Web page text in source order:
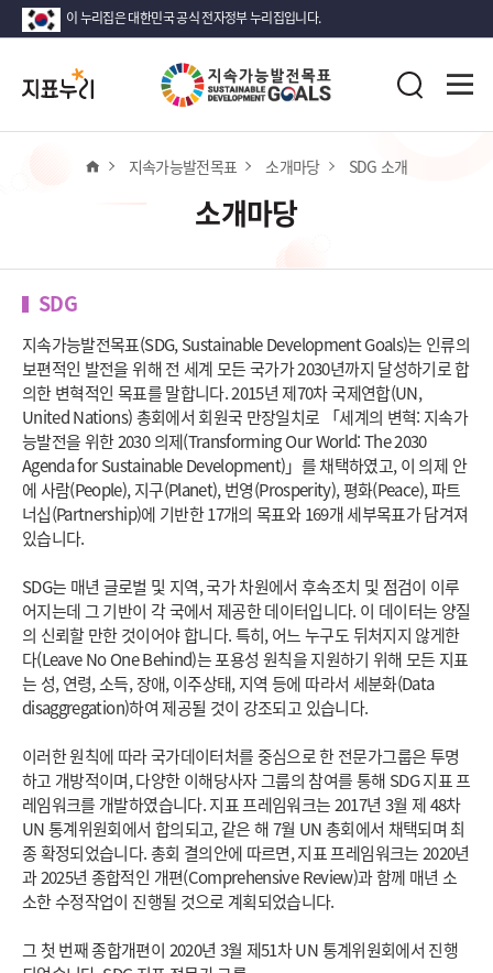
이 누리집은 대한민국 공식 전자정부 누리집입니다.
지
표
누
검
홈 지속가능발전목표 소개마당 SDG 소개
소개마당
SDG
지속가능발전목표(SDG, Sustainable Development Goals)는 인류의
보편적인 발전을 위해 전 세계 모든 국가가 2030년까지 달성하기로 합
의한 변혁적인 목표를 말합니다. 2015년 제70차 국제연합(UN,
United Nations) 총회에서 회원국 만장일치로 「세계의 변혁: 지속가
능발전을 위한 2030 의제(Transforming Our World: The 2030
Agenda for Sustainable Development)」를 채택하였고, 이 의제 안
에 사람(People), 지구(Planet), 번영(Prosperity), 평화(Peace), 파트
너십(Partnership)에 기반한 17개의 목표와 169개 세부목표가 담겨져
있습니다.
SDG는 매년 글로벌 및 지역, 국가 차원에서 후속조치 및 점검이 이루
어지는데 그 기반이 각 국에서 제공한 데이터입니다. 이 데이터는 양질
의 신뢰할 만한 것이어야 합니다. 특히, 어느 누구도 뒤처지지 않게한
다(Leave No One Behind)는 포용성 원칙을 지원하기 위해 모든 지표
는 성, 연령, 소득, 장애, 이주상태, 지역 등에 따라서 세분화(Data
disaggregation)하여 제공될 것이 강조되고 있습니다.
이러한 원칙에 따라 국가데이터처를 중심으로 한 전문가그룹은 투명
하고 개방적이며, 다양한 이해당사자 그룹의 참여를 통해 SDG 지표 프
레임워크를 개발하였습니다. 지표 프레임워크는 2017년 3월 제 48차
UN 통계위원회에서 합의되고, 같은 해 7월 UN 총회에서 채택되며 최
종 확정되었습니다. 총회 결의안에 따르면, 지표 프레임워크는 2020년
과 2025년 종합적인 개편(Comprehensive Review)과 함께 매년 소
소한 수정작업이 진행될 것으로 계획되었습니다.
그 첫 번째 종합개편이 2020년 3월 제51차 UN 통계위원회에서 진행